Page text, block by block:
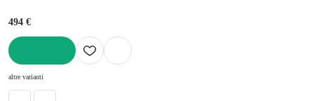
494 €
altre varianti